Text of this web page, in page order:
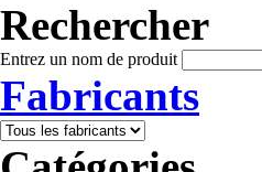
Rechercher
Entrez un nom de produit
Fabricants